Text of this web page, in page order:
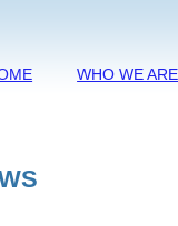
WHO WE ARE